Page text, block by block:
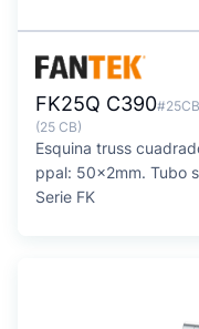
FK25Q C390#25CB
(25 CB)
Esquina truss
ppal: 50x2mm. Tubo
Serie FK